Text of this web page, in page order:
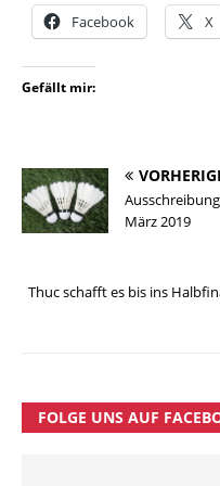
Facebook X
Gefällt mir:
März 2019
Thuc schafft es bis ins
FOLGE UNS AUF